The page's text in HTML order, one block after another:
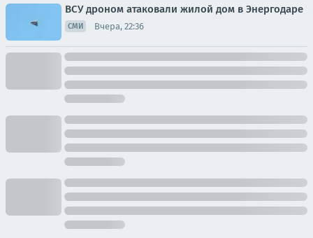
ВСУ дроном атаковали жилой дом в Энергодаре
СМИ Вчера, 22:36